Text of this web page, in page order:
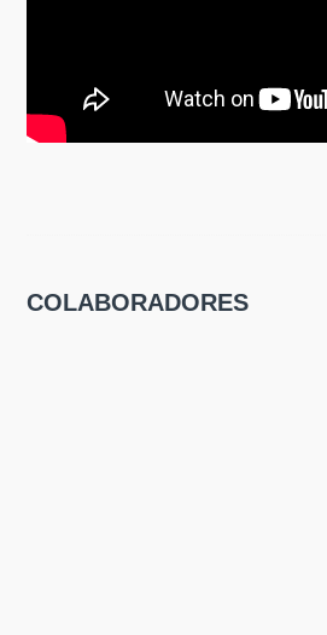
COLABORADORES